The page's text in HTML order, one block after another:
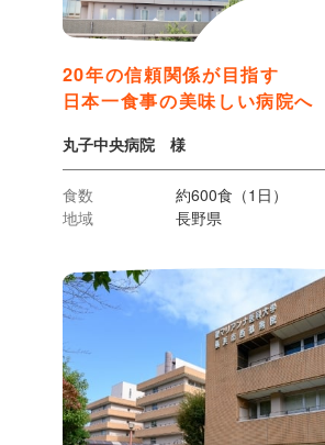
20年の信頼関係が目指す
日本一食事の美味しい病院へ
丸子中央病院 様
食数
約600食（1日）
地域
長野県